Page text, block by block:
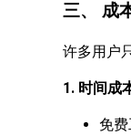
三、 成
许多用户
1. 时间成
免